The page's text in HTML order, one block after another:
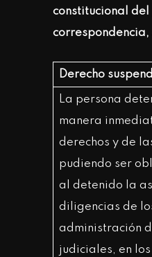
constitucional
correspondencia,
Derecho
La persona
manera
derechos y de
pudiendo ser
al detenido la
diligencias de
administración
judiciales, en